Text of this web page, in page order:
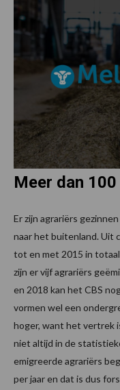
Meer dan
Er zijn agrariërs
naar het buitenland. Uit
tot en met 2015 in
zijn er vijf agrariërs
en 2018 kan het CBS
vormen wel een
hoger, want het vertrek
niet altijd in de
emigreerde agrariërs
per jaar en dat is dus